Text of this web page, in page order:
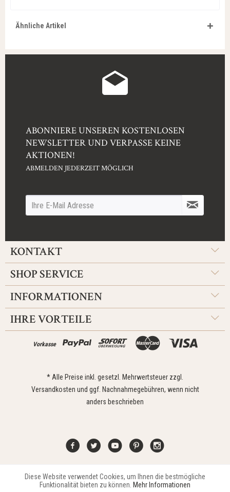
Ähnliche Artikel
ABONNIERE UNSEREN KOSTENLOSEN
NEWSLETTER UND VERPASSE KEINE
AKTIONEN!
ABMELDEN JEDERZEIT MÖGLICH
KONTAKT
SHOP SERVICE
INFORMATIONEN
IHRE VORTEILE
Vorkasse
* Alle Preise inkl. gesetzl. Mehrwertsteuer zzgl.
Versandkosten und ggf. Nachnahmegebühren, wenn nicht
anders beschrieben
Kontakt Widerrufsrecht Impressum Versand Datenschutz
Funktionale Aktiv
Diese Website verwendet Cookies, um Ihnen die bestmögliche
Funktionalität bieten zu können. Mehr Informationen